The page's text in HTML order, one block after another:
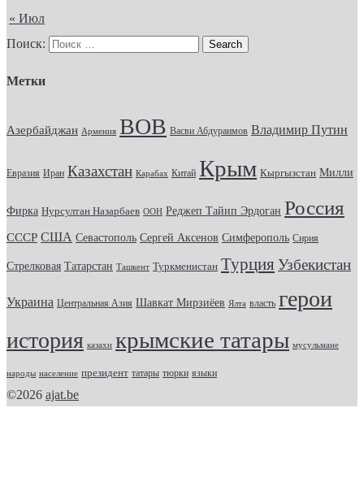
« Июл
Поиск:
Метки
Азербайджан Армения ВОВ Васви Абдураимов Владимир Путин
Евразия Иран Казахстан Карабах Китай Крым Кыргызстан Милли
Фирка Нурсултан Назарбаев ООН Реджеп Тайип Эрдоган Россия
СССР США Севастополь Сергей Аксенов Симферополь Сирия
Стрелковая Татарстан Ташкент Туркменистан Турция Узбекистан
Украина Центральная Азия Шавкат Мирзиёев Ялта власть герои
история казахи крымские татары мусульмане
народы население президент татары тюрки языки
©2026 ajat.be